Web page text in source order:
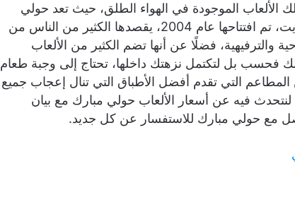
العاب حولي بارك الكويت 2025، تلك الألعاب الموجودة في الهواء الطلق، حيث تعد حولي
مبارك أكبر مدينة ملاهي موجودة في الكويت، تم افتتاحها عام 2004، يقصدها الكثير من الناس من
والترفيهية، فضلًا عن أنها تضم الكثير من الألعاب
فحسب بل لتكتمل نزهتك داخلها، تحتاج إلى وجبة طعام
التي تقدم أفضل الأطباق التي تنال إعجاب جميع
لنتحدث فيه عن أسعار الألعاب حولي مبارك مع بيان
مع حولي مبارك للاستفسار عن كل جديد.